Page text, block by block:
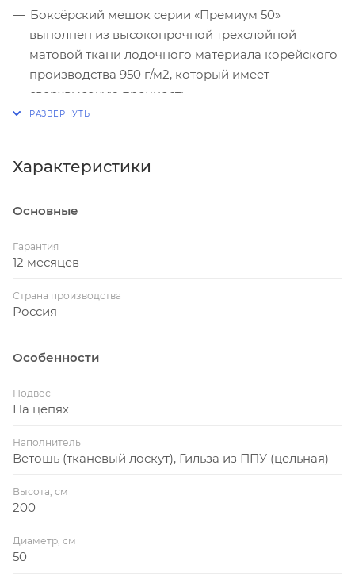
Боксёрский мешок серии «Премиум 50»
выполнен из высокопрочной трехслойной
матовой ткани лодочного материала корейского
производства 950 г/м2, который имеет
сверхвысокую прочность.
Швы дополнительно продублированы в три ряда
усилены лавсановой стропой, для максимальной
надежности.
Внутри мешка размещена прочная поролоновая
элитной мебели и при производстве татами для
дзюдо), имеющая четкую цилиндрическую форму.
работе по мешку достигается низкая компрессия
под швов мешка никогда ничего не будет
«высыпаться», как на обычных мешках. Внутри
трикотажный лоскут.
болевых ощущений и травм, он отлично
поглощает инерцию от ударов, поэтому суставы
всегда будут в целости и сохранности, а это очень
Характеристики
Основные
Гарантия
12 месяцев
Страна производства
Россия
Особенности
Подвес
На цепях
Наполнитель
Ветошь (тканевый лоскут), Гильза из ППУ (цельная)
Высота, см
200
Диаметр, см
50